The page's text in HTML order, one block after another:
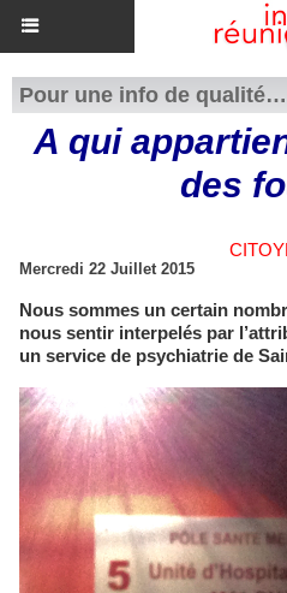
Pour une info de qualité…
A qui
des
Mercredi 22 Juillet 2015
Nous sommes un certain
nous sentir interpelés par
un service de psychiatrie de